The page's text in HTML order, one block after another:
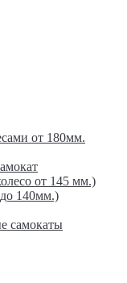
от 180мм.
от 145 мм.)
140мм.)
самокаты